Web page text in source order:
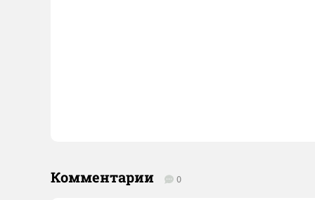
Комментарии 0